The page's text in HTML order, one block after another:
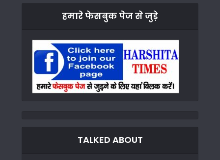
हमारे फेसबुक पेज से जुड़े
TALKED ABOUT